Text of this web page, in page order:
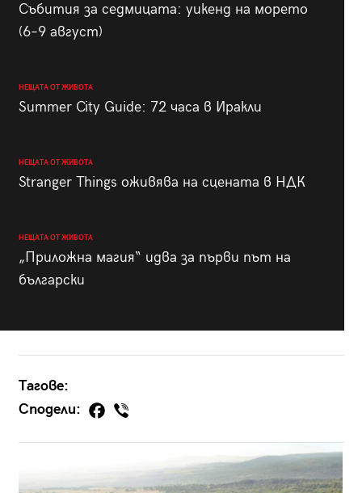
Събития за седмицата: уикенд на морето
(6–9 август)
НЕЩАТА ОТ ЖИВОТА
Summer City Guide: 72 часа в Иракли
НЕЩАТА ОТ ЖИВОТА
Stranger Things оживява на сцената в НДК
НЕЩАТА ОТ ЖИВОТА
„Приложна магия“ идва за първи път на
български
Тагове:
Сподели: